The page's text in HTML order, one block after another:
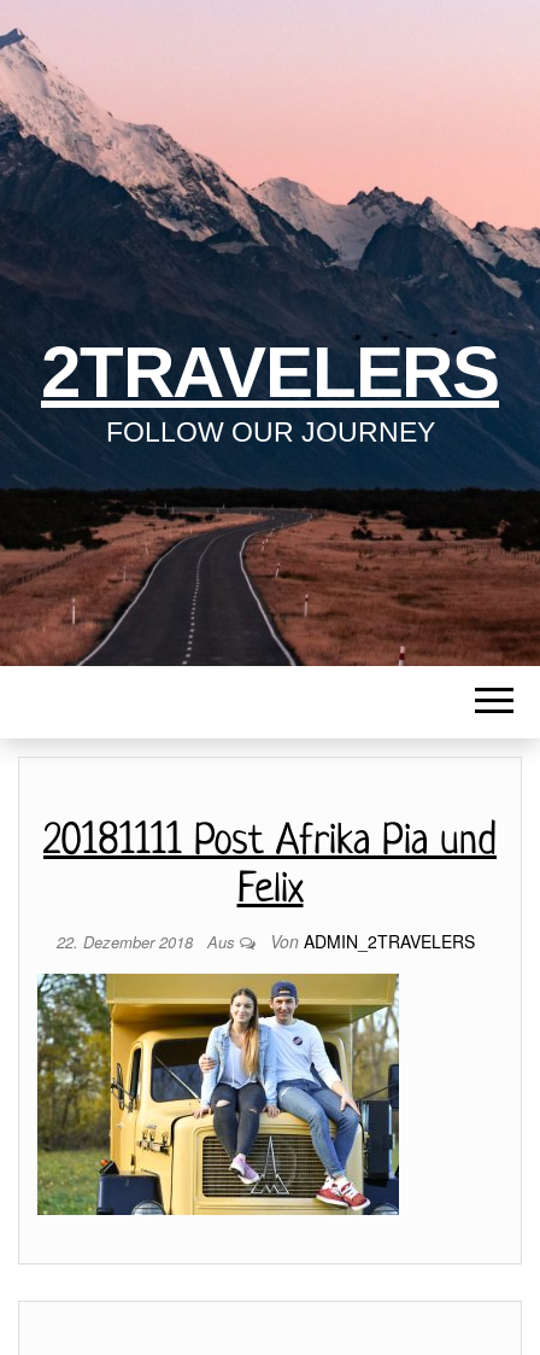
2TRAVELERS
FOLLOW OUR JOURNEY
20181111 Post Afrika Pia und
Felix
22. Dezember 2018 Aus Von ADMIN_2TRAVELERS